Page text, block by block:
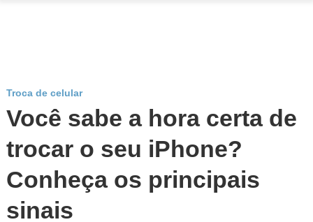
Troca de celular
Você sabe a hora certa de
trocar o seu iPhone?
Conheça os principais
sinais